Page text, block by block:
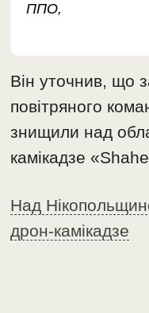
ППО,
Він уточнив, що
повітряного
знищили над
камікадзе
Над
дрон-камікадзе